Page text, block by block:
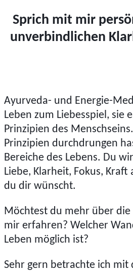
Sprich mit mir
unverbindlichen
Ayurveda- und Energie-
Leben zum Liebesspiel, sie
Prinzipien des
Prinzipien durchdrungen
Bereiche des Lebens. Du
Liebe, Klarheit, Fokus,
du dir wünscht.
Möchtest du mehr über die
mir erfahren? Welcher
Leben möglich ist?
Sehr gern betrachte ich